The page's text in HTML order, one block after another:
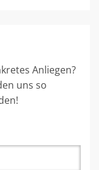
Anliegen?
uns so